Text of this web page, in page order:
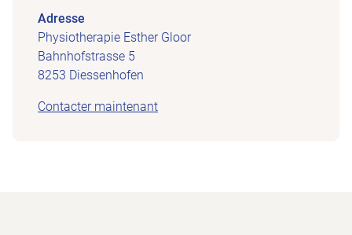
Adresse
Physiotherapie Esther Gloor
Bahnhofstrasse 5
8253 Diessenhofen
Contacter maintenant